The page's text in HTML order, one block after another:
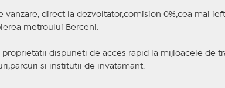
vanzare, direct la dezvoltator,comision 0%,cea mai
metroului Berceni.
proprietatii dispuneti de acces rapid la mijloacele de
si institutii de invatamant.